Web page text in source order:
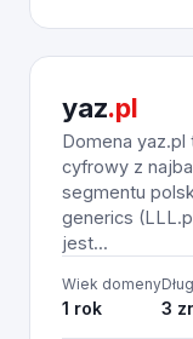
yaz.pl
Domena
cyfrowy z
segmentu
generics
jest...
Wiek domeny
1 rok 3